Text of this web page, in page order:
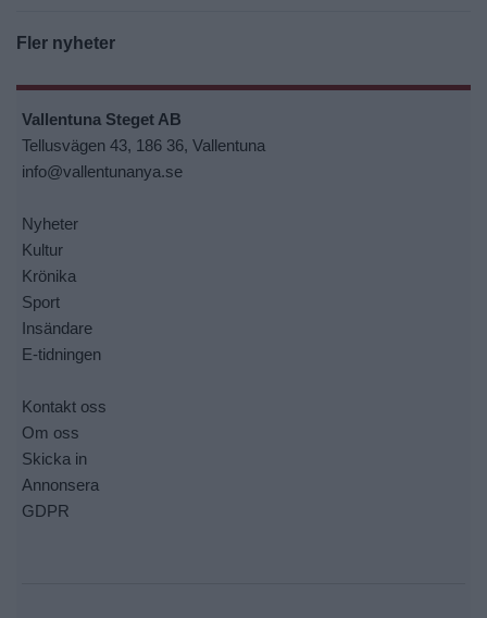
Fler nyheter
Vallentuna Steget AB
Tellusvägen 43, 186 36, Vallentuna
info@vallentunanya.se
Nyheter
Kultur
Krönika
Sport
Insändare
E-tidningen
Kontakt oss
Om oss
Skicka in
Annonsera
GDPR